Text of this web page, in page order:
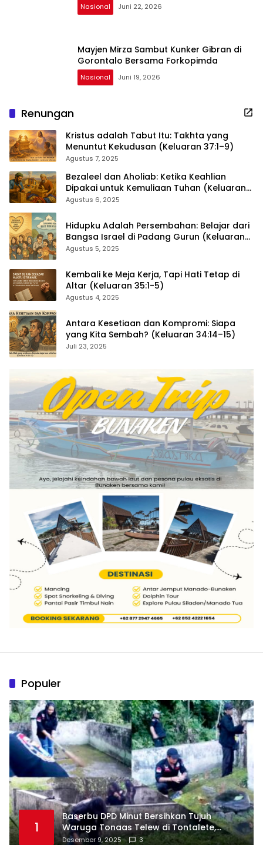
Nasional Juni 22, 2026
Mayjen Mirza Sambut Kunker Gibran di
Gorontalo Bersama Forkopimda
Nasional Juni 19, 2026
Renungan
Kristus adalah Tabut Itu: Takhta yang
Menuntut Kekudusan (Keluaran 37:1–9)
Agustus 7, 2025
Bezaleel dan Aholiab: Ketika Keahlian
Dipakai untuk Kemuliaan Tuhan (Keluaran
36:1–7)
Agustus 6, 2025
Hidupku Adalah Persembahan: Belajar dari
Bangsa Israel di Padang Gurun (Keluaran
35:4–29)
Agustus 5, 2025
Kembali ke Meja Kerja, Tapi Hati Tetap di
Altar (Keluaran 35:1-5)
Agustus 4, 2025
Antara Kesetiaan dan Kompromi: Siapa
yang Kita Sembah? (Keluaran 34:14–15)
Juli 23, 2025
Populer
1
Baserbu DPD Minut Bersihkan Tujuh
Waruga Tonaas Telew di Tontalete,
Agenda Rutin Pelestarian Jejak Leluhur
Desember 9, 2025 3